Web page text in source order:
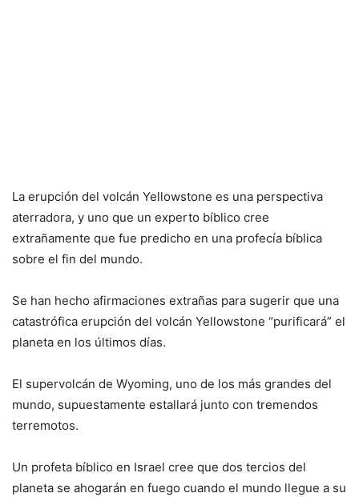
La erupción del volcán Yellowstone es una perspectiva
aterradora, y uno que un experto bíblico cree
extrañamente que fue predicho en una profecía bíblica
sobre el fin del mundo.
Se han hecho afirmaciones extrañas para sugerir que una
catastrófica erupción del volcán Yellowstone “purificará” el
planeta en los últimos días.
El supervolcán de Wyoming, uno de los más grandes del
mundo, supuestamente estallará junto con tremendos
terremotos.
Un profeta bíblico en Israel cree que dos tercios del
planeta se ahogarán en fuego cuando el mundo llegue a su